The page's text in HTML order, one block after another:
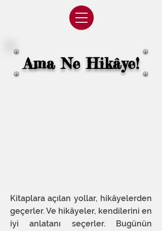
Ama Ne Hikâye!
Kitaplara açılan yollar, hikâyelerden
geçerler. Ve hikâyeler, kendilerini en
iyi anlatanı seçerler. Bugünün